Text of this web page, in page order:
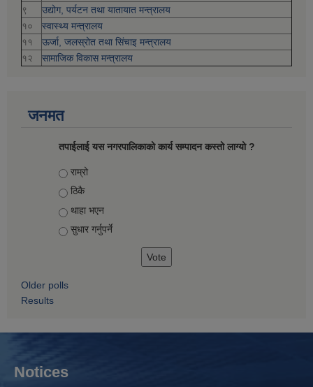
९
उद्योग, पर्यटन तथा यातायात मन्त्रालय
१०
स्वास्थ्य मन्त्रालय
११
ऊर्जा, जलस्रोत तथा सिंचाइ मन्त्रालय
१२
सामाजिक विकास मन्‍‍त्रालय
जनमत
तपाईलाई यस नगरपालिकाको कार्य सम्पादन कस्तो लाग्यो ?
Choices
राम्रो
ठिकै
थाहा भएन
सुधार गर्नुपर्ने
Older polls
Results
Notices